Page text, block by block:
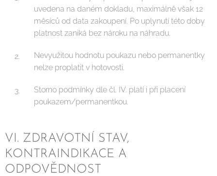
uvedena na daném dokladu, maximálně však 12
měsíců od data zakoupení. Po uplynutí této doby
platnost zaniká bez nároku na náhradu.
Nevyužitou hodnotu poukazu nebo permanentky
nelze proplatit v hotovosti.
Storno podmínky dle čl. IV. platí i při placení
poukazem/permanentkou.
VI. ZDRAVOTNÍ STAV,
KONTRAINDIKACE A
ODPOVĚDNOST